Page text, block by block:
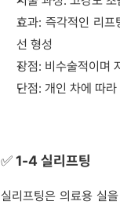
효과: 즉각적인 리
선 형성
장점: 비수술적이며
단점: 개인 차에 따
✅ 1-4 실리프팅
실리프팅은 의료용 실